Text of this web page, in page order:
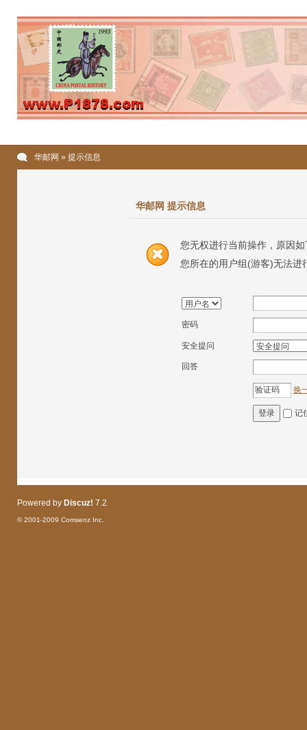
华邮网 » 提示信息
华邮网 提示信息
您无权进行当前操作，原因如
您所在的用户组(游客)无法进
密码
安全提问
回答
换
登录 记
Powered by Discuz! 7.2
© 2001-2009 Comsenz Inc.